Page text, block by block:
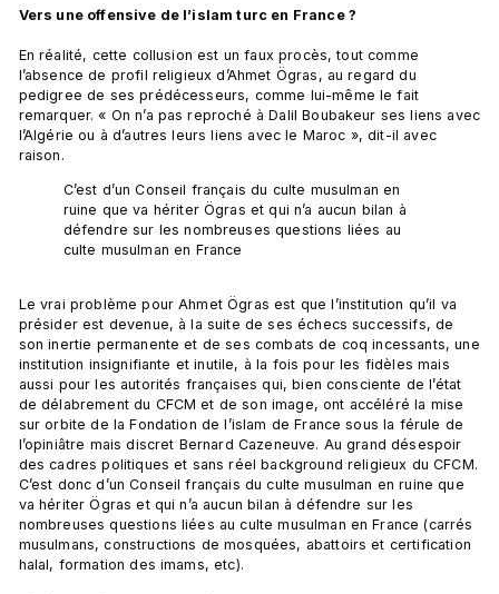
Vers une offensive de l’islam turc en France ?
En réalité, cette collusion est un faux procès, tout comme
l’absence de profil religieux d’Ahmet Ögras, au regard du
pedigree de ses prédécesseurs, comme lui-même le fait
remarquer. « On n’a pas reproché à Dalil Boubakeur ses liens avec
l’Algérie ou à d’autres leurs liens avec le Maroc », dit-il avec
C’est d’un Conseil français du culte musulman en
ruine que va hériter Ögras et qui n’a aucun bilan à
défendre sur les nombreuses questions liées au
culte musulman en France
Le vrai problème pour Ahmet Ögras est que l’institution qu’il va
présider est devenue, à la suite de ses échecs successifs, de
son inertie permanente et de ses combats de coq incessants, une
institution insignifiante et inutile, à la fois pour les fidèles mais
aussi pour les autorités françaises qui, bien consciente de l’état
de délabrement du CFCM et de son image, ont accéléré la mise
sur orbite de la Fondation de l’islam de France sous la férule de
l’opiniâtre mais discret Bernard Cazeneuve. Au grand désespoir
des cadres politiques et sans réel background religieux du CFCM.
C’est donc d’un Conseil français du culte musulman en ruine que
va hériter Ögras et qui n’a aucun bilan à défendre sur les
nombreuses questions liées au culte musulman en France (carrés
musulmans, constructions de mosquées, abattoirs et certification
halal, formation des imams, etc).